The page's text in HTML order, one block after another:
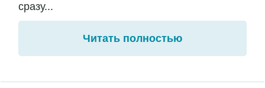
сразу...
Читать полностью